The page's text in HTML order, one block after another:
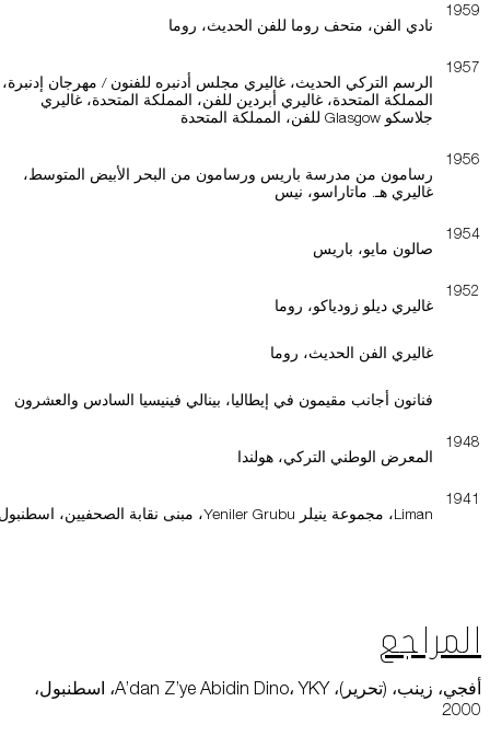
1959
نادي الفن، متحف روما للفن الحديث، روما
1957
الرسم التركي الحديث، غاليري مجلس أدنبره للفنون / مهرجان إدنبرة،
المملكة المتحدة، غاليري أبردين للفن، المملكة المتحدة، غاليري
جلاسكو Glasgow للفن، المملكة المتحدة
1956
رسامون من مدرسة باريس ورسامون من البحر الأبيض المتوسط،
غاليري هـ. ماتاراسو، نيس
1954
صالون مايو، باريس
1952
غاليري ديلو زودياكو، روما
غاليري الفن الحديث، روما
فنانون أجانب مقيمون في إيطاليا، بينالي فينيسيا السادس والعشرون
1948
المعرض الوطني التركي، هولندا
1941
Liman، مجموعة ينيلر Yeniler Grubu، مبنى نقابة الصحفيين، اسطنبول
المراجع
أفجي، زينب، (تحرير)، A’dan Z’ye Abidin Dino، YKY، اسطنبول،
2000